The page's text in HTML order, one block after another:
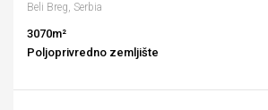
Beli Breg, Serbia
3070m²
Poljoprivredno zemljište